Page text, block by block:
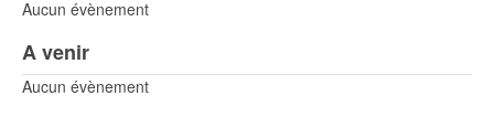
Aucun évènement
A venir
Aucun évènement